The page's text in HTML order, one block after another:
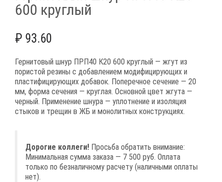
600 круглый
₽ 93.60
Гернитовый шнур ПРП40 К20 600 круглый — жгут из
пористой резины с добавлением модифицирующих и
пластифицирующих добавок. Поперечное сечение — 20
мм, форма сечения — круглая. Основной цвет жгута —
черный. Применение шнура — уплотнение и изоляция
стыков и трещин в ЖБ и монолитных конструкциях.
Дорогие коллеги! Просьба обратить внимание:
Минимальная сумма заказа — 7 500 руб. Оплата
только по безналичному расчету (наличными оплаты
нет).